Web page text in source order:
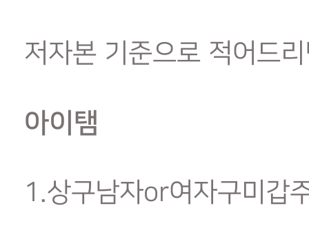
저자본 기준으로 적어드
아이탬
1.상구남자or여자구미갑